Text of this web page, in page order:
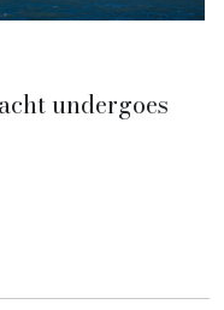
undergoes